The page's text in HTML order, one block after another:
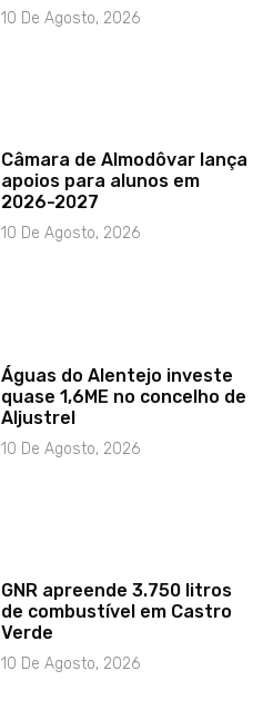
10 De Agosto, 2026
Câmara de Almodôvar lança
apoios para alunos em
2026-2027
10 De Agosto, 2026
Águas do Alentejo investe
quase 1,6ME no concelho de
Aljustrel
10 De Agosto, 2026
GNR apreende 3.750 litros
de combustível em Castro
Verde
10 De Agosto, 2026